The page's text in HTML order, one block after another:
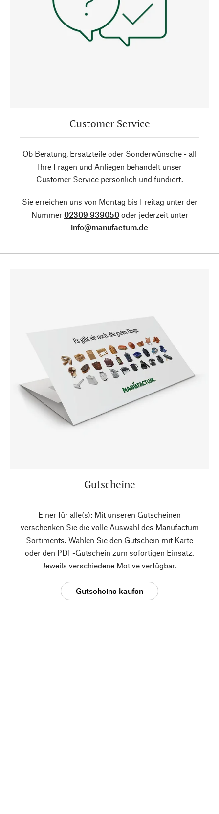
Customer Service
Ob Beratung, Ersatzteile oder Sonderwünsche - all
Ihre Fragen und Anliegen behandelt unser
Customer Service persönlich und fundiert.
Sie erreichen uns von Montag bis Freitag unter der
Nummer 02309 939050oder jederzeit unter
info@manufactum.de
Gutscheine
Einer für alle(s): Mit unseren Gutscheinen
verschenken Sie die volle Auswahl des Manufactum
Sortiments. Wählen Sie den Gutschein mit Karte
oder den PDF-Gutschein zum sofortigen Einsatz.
Jeweils verschiedene Motive verfügbar.
Gutscheine kaufen